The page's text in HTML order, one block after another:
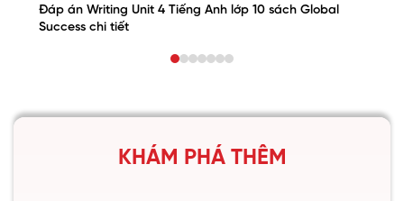
Đáp án Writing Unit 4 Tiếng Anh lớp 10 sách Global
Success chi tiết
KHÁM PHÁ THÊM